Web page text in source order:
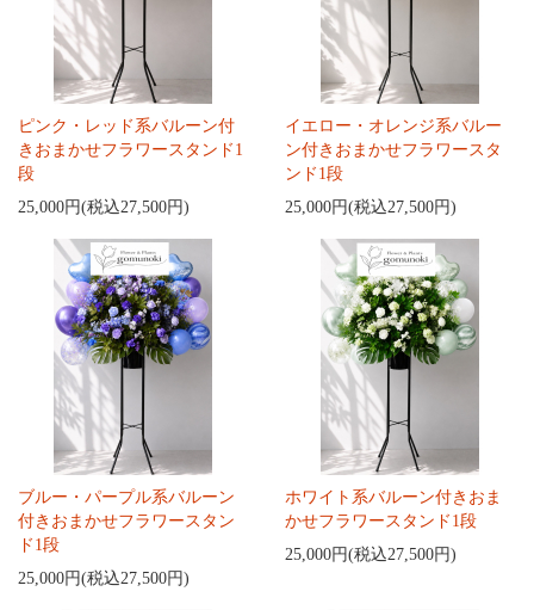
ピンク・レッド系バルーン付
きおまかせフラワースタンド1
段
25,000円(税込27,500円)
イエロー・オレンジ系バルー
ン付きおまかせフラワースタ
ンド1段
25,000円(税込27,500円)
ブルー・パープル系バルーン
付きおまかせフラワースタン
ド1段
25,000円(税込27,500円)
ホワイト系バルーン付きおま
かせフラワースタンド1段
25,000円(税込27,500円)